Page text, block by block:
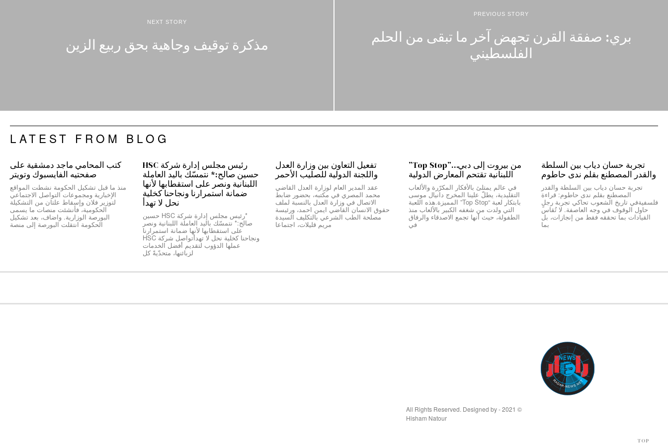
PREVIOUS STORY
بري: صفقة القرن تجهض آخر ما تبقى من الحلم
الفلسطيني
NEXT STORY
مذكرة توقيف وجاهية بحق ربيع الزين
LATEST FROM BLOG
تجربة حسان دياب بين السلطة
والقدر المصطنع بقلم ندى حاطوم
تجربة حسان دياب بين السلطة والقدر
المصطنع بقلم ندى حاطوم: قراءة
فلسفيةفي تاريخ الشعوب تحاكي تجربة رجلٍ
حاول الوقوف في وجه العاصفة. لا تُقاس
القيادات بما تحققه فقط من إنجازات، بل
بما
من بيروت إلى دبي…”Top Stop”
اللبنانية تقتحم المعارض الدولية
في عالم يمتلئ بالأفكار المكرّرة والألعاب
التقليدية، يطلّ علينا المخرج دانيال موسى
بابتكار لعبة “Top Stop” المميزة.هذه اللعبة
التي ولدت من شغفه الكبير بالألعاب منذ
الطفولة، حيث أنها تجمع الاصدقاء والرفاق
في
تفعيل التعاون بين وزارة العدل
واللجنة الدولية للصليب الأحمر
عقد المدير العام لوزارة العدل القاضي
محمد المصري في مكتبه، بحضور ضابط
الاتصال في وزارة العدل بالنسبة لملف
حقوق الانسان القاضي ايمن احمد، ورئيسة
مصلحة الطب الشرعي بالتكليف السيدة
مريم قليلات، اجتماعا
رئيس مجلس إدارة شركة HSC
حسين صالح:* نتمسّك باليد العاملة
اللبنانية ونصر على استقطابها لأنها
ضمانة استمرارنا ونجاحنا كخلية
نحل لا تهدأ
*رئيس مجلس إدارة شركة HSC حسين
صالح:* نتمسّك باليد العاملة اللبنانية ونصر
على استقطابها لأنها ضمانة استمرارنا
ونجاحنا كخلية نحل لا تهدأتواصل شركة HSC
عملها الدؤوب لتقديم أفضل الخدمات
لزبائنها، متحدّيةً كل
كتب المحامي ماجد دمشقية على
صفحتيه الفايسبوك وتويتر
منذ ما قبل تشكيل الحكومة نشطت المواقع
الإخبارية ومجموعات التواصل الاجتماعي
لتوزير فلان وإسقاط علتان من التشكيلة
الحكومية، فأنشئت منصات ما يسمى
البورصة الوزارية. واضاف، بعد تشكيل
الحكومة انتقلت البورصة إلى منصة
© 2021 - All Rights Reserved. Designed by
Hisham Natour
TOP